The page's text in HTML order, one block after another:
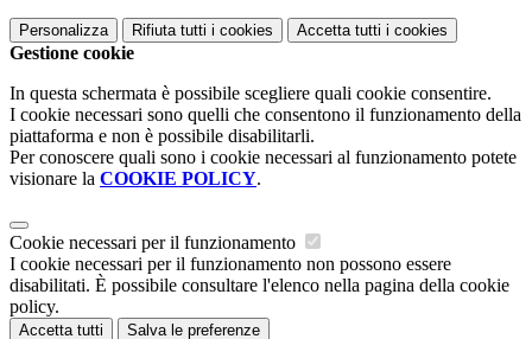
Personalizza Rifiuta tutti i cookies Accetta tutti i cookies
Gestione cookie
In questa schermata è possibile scegliere quali cookie consentire.
I cookie necessari sono quelli che consentono il funzionamento della
piattaforma e non è possibile disabilitarli.
Per conoscere quali sono i cookie necessari al funzionamento potete
visionare la COOKIE POLICY.
Cookie necessari per il funzionamento
I cookie necessari per il funzionamento non possono essere
disabilitati. È possibile consultare l'elenco nella pagina della cookie
policy.
Accetta tutti Salva le preferenze